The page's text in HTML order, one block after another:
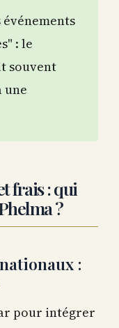
: le
souvent
une
frais : qui
?
:
pour intégrer